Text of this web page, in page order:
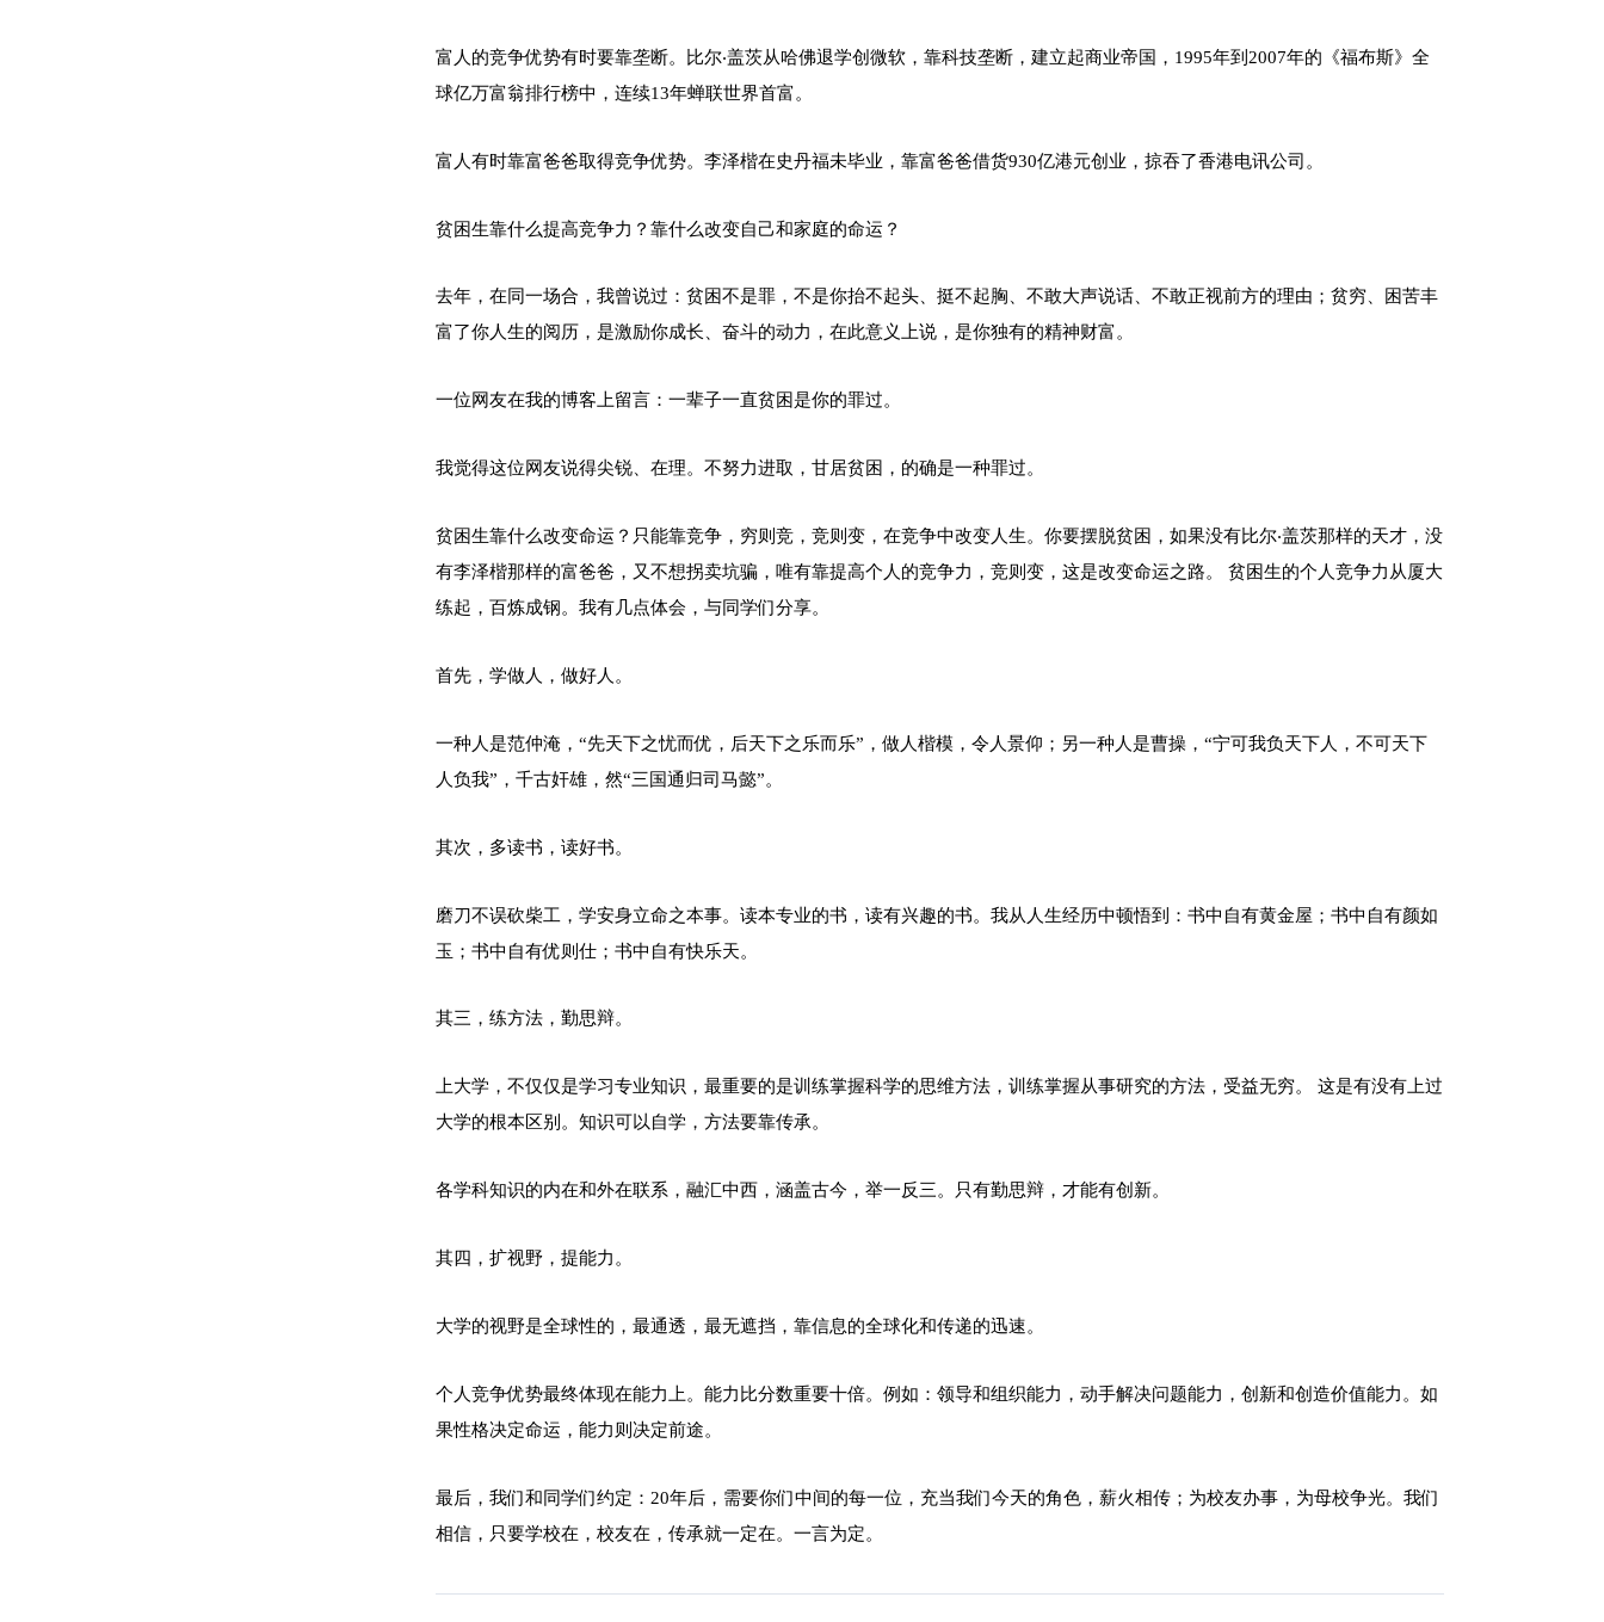
富人的竞争优势有时要靠垄断。比尔‧盖茨从哈佛退学创微软，靠科技垄断，建立起商业帝国，1995年到2007年的《福布斯》全
球亿万富翁排行榜中，连续13年蝉联世界首富。
富人有时靠富爸爸取得竞争优势。李泽楷在史丹福未毕业，靠富爸爸借货930亿港元创业，掠吞了香港电讯公司。
贫困生靠什么提高竞争力？靠什么改变自己和家庭的命运？
去年，在同一场合，我曾说过：贫困不是罪，不是你抬不起头、挺不起胸、不敢大声说话、不敢正视前方的理由；贫穷、困苦丰
富了你人生的阅历，是激励你成长、奋斗的动力，在此意义上说，是你独有的精神财富。
一位网友在我的博客上留言：一辈子一直贫困是你的罪过。
我觉得这位网友说得尖锐、在理。不努力进取，甘居贫困，的确是一种罪过。
贫困生靠什么改变命运？只能靠竞争，穷则竞，竞则变，在竞争中改变人生。你要摆脱贫困，如果没有比尔‧盖茨那样的天才，没
有李泽楷那样的富爸爸，又不想拐卖坑骗，唯有靠提高个人的竞争力，竞则变，这是改变命运之路。 贫困生的个人竞争力从厦大
练起，百炼成钢。我有几点体会，与同学们分享。
首先，学做人，做好人。
一种人是范仲淹，“先天下之忧而优，后天下之乐而乐”，做人楷模，令人景仰；另一种人是曹操，“宁可我负天下人，不可天下
人负我”，千古奸雄，然“三国通归司马懿”。
其次，多读书，读好书。
磨刀不误砍柴工，学安身立命之本事。读本专业的书，读有兴趣的书。我从人生经历中顿悟到：书中自有黄金屋；书中自有颜如
玉；书中自有优则仕；书中自有快乐天。
其三，练方法，勤思辩。
上大学，不仅仅是学习专业知识，最重要的是训练掌握科学的思维方法，训练掌握从事研究的方法，受益无穷。 这是有没有上过
大学的根本区别。知识可以自学，方法要靠传承。
各学科知识的内在和外在联系，融汇中西，涵盖古今，举一反三。只有勤思辩，才能有创新。
其四，扩视野，提能力。
大学的视野是全球性的，最通透，最无遮挡，靠信息的全球化和传递的迅速。
个人竞争优势最终体现在能力上。能力比分数重要十倍。例如：领导和组织能力，动手解决问题能力，创新和创造价值能力。如
果性格决定命运，能力则决定前途。
最后，我们和同学们约定：20年后，需要你们中间的每一位，充当我们今天的角色，薪火相传；为校友办事，为母校争光。我们
相信，只要学校在，校友在，传承就一定在。一言为定。